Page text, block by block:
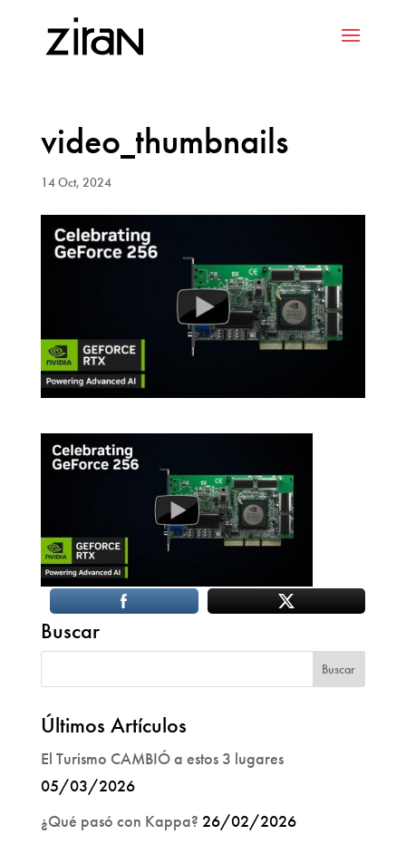
video_thumbnails
14 Oct, 2024
Buscar
Últimos Artículos
El Turismo CAMBIÓ a estos 3 lugares
05/03/2026
¿Qué pasó con Kappa? 26/02/2026